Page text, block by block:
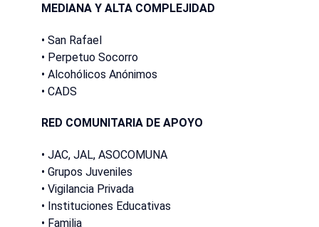
MEDIANA Y ALTA COMPLEJIDAD
• San Rafael
• Perpetuo Socorro
• Alcohólicos Anónimos
• CADS
RED COMUNITARIA DE APOYO
• JAC, JAL, ASOCOMUNA
• Grupos Juveniles
• Vigilancia Privada
• Instituciones Educativas
• Familia